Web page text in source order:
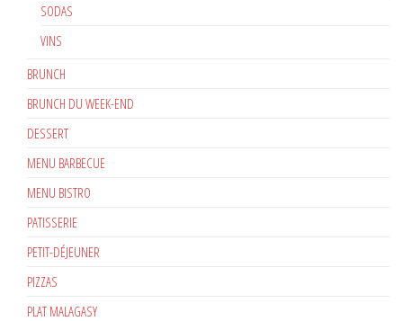
SODAS
VINS
BRUNCH
BRUNCH DU WEEK-END
DESSERT
MENU BARBECUE
MENU BISTRO
PATISSERIE
PETIT-DÉJEUNER
PIZZAS
PLAT MALAGASY